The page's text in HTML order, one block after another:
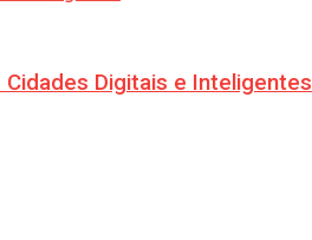
Digitais e Inteligentes